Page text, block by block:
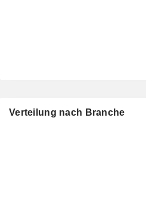
Verteilung nach Branche